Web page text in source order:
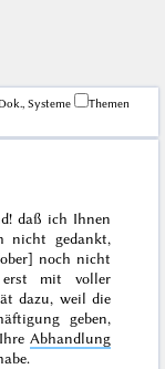
Systeme
Themen
daß ich Ihnen
nicht gedankt,
noch nicht
erst mit voller
dazu, weil die
geben,
Abhandlung